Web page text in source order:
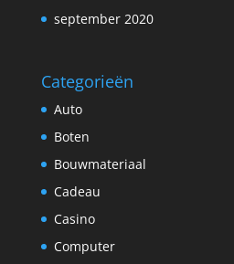
september 2020
Categorieën
Auto
Boten
Bouwmateriaal
Cadeau
Casino
Computer